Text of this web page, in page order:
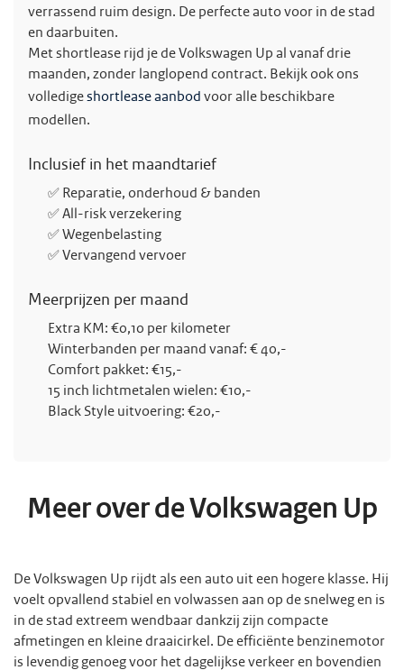
verrassend ruim design. De perfecte auto voor in de stad
en daarbuiten.
Met shortlease rijd je de Volkswagen Up al vanaf drie
maanden, zonder langlopend contract. Bekijk ook ons
volledige shortlease aanbod voor alle beschikbare
modellen.
Inclusief in het maandtarief
✅ Reparatie, onderhoud & banden
✅ All-risk verzekering
✅ Wegenbelasting
✅ Vervangend vervoer
Meerprijzen per maand
Extra KM: €0,10 per kilometer
Winterbanden per maand vanaf: € 40,-
Comfort pakket: €15,-
15 inch lichtmetalen wielen: €10,-
Black Style uitvoering: €20,-
Meer over de Volkswagen Up
De Volkswagen Up rijdt als een auto uit een hogere klasse. Hij
voelt opvallend stabiel en volwassen aan op de snelweg en is
in de stad extreem wendbaar dankzij zijn compacte
afmetingen en kleine draaicirkel. De efficiënte benzinemotor
is levendig genoeg voor het dagelijkse verkeer en bovendien